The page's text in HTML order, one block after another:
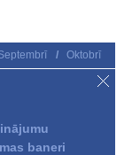
/
Oktobrī
S
baneri